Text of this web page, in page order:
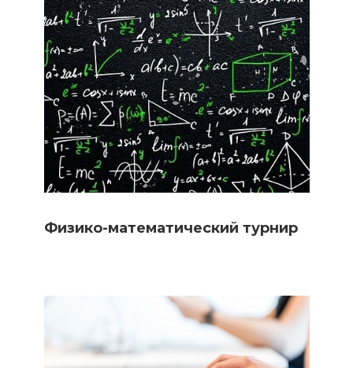
Физико-математический турнир